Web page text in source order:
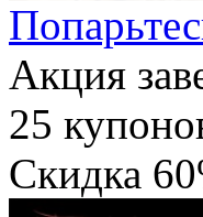
Акция
25
Скидка